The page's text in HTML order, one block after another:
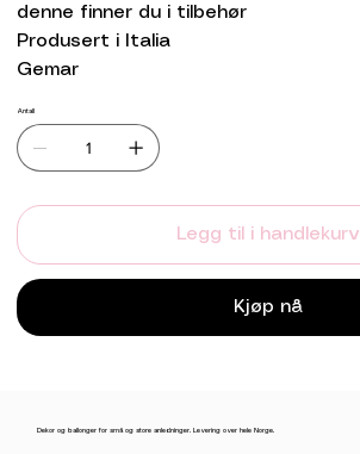
denne finner du i tilbehør
Produsert i Italia
Gemar
Antall
Legg til i handlekurv
Kjøp nå
Dekor og ballonger for små og store anledninger. Levering over hele Norge.